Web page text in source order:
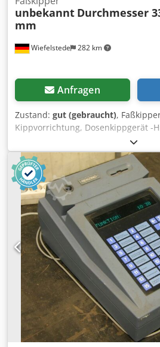
Wiefelstede 282 km
unbekannt Durchmesser
mm
Anfragen
Zustand: gut (gebraucht),
Kippvorrichtung, Dosenkippgerät -
umfüllen von Lacken, Farben ...
Aufnahme Durchmesser: 335 mm -
500/360/H1100 mm -Gewicht: 10 kg